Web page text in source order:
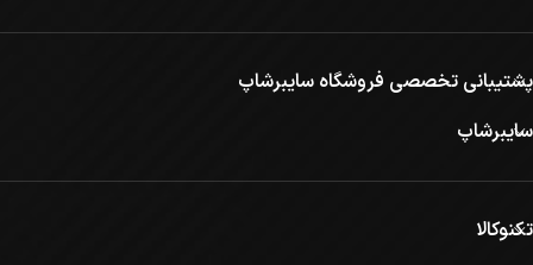
پشتیبانی تخصصی فروشگاه سایبرشاپ
سایبرشاپ
تکنوکالا